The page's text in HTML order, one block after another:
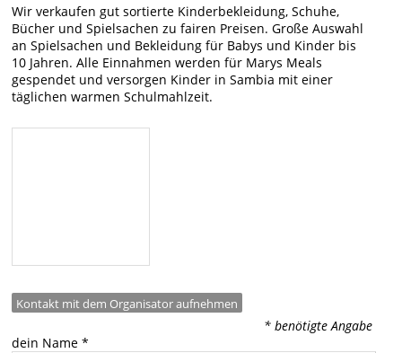
Wir verkaufen gut sortierte Kinderbekleidung, Schuhe,
Bücher und Spielsachen zu fairen Preisen. Große Auswahl
an Spielsachen und Bekleidung für Babys und Kinder bis
10 Jahren. Alle Einnahmen werden für Marys Meals
gespendet und versorgen Kinder in Sambia mit einer
täglichen warmen Schulmahlzeit.
Kontakt mit dem Organisator aufnehmen
* benötigte Angabe
dein Name*